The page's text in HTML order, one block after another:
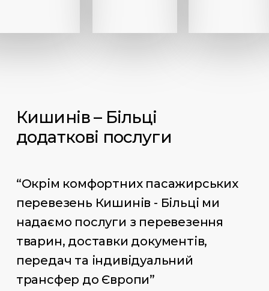
Кишинів – Більці
додаткові послуги
“Окрім комфортних пасажирських
перевезень Кишинів - Більці ми
надаємо послуги з перевезення
тварин, доставки документів,
передач та індивідуальний
трансфер до Європи”